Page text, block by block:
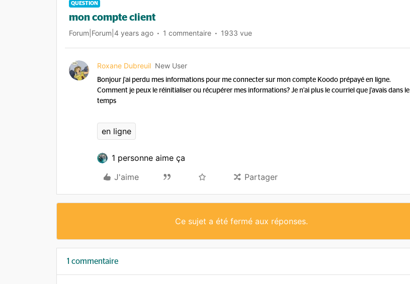
QUESTION
mon compte client
Forum|Forum|4 years ago 1 commentaire 1933 vue
Roxane Dubreuil New User
Bonjour j'ai perdu mes informations pour me connecter sur mon compte Koodo prépayé en ligne.
Comment je peux le réinitialiser ou récupérer mes informations? Je n'ai plus le courriel que j'avais dans le
temps
en ligne
1 personne aime ça
J'aime
Partager
Ce sujet a été fermé aux réponses.
1 commentaire